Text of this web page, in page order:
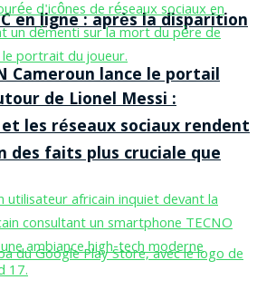
en ligne : après la disparition
Cameroun lance le portail
de Lionel Messi :
les réseaux sociaux rendent
des faits plus cruciale que